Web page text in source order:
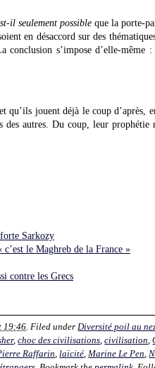
il seulement possible que la porte-
en désaccord sur des
conclusion s’impose d’elle-
et qu’ils jouent déjà le coup d’après,
autres. Du coup, leur prophétie
Sarkozy
le Maghreb de la France »
contre les Grecs
19:46. Filed underDiversité poil au
,choc des civilisations,civilisation,
Raffarin,laïcité,Marine Le Pen,